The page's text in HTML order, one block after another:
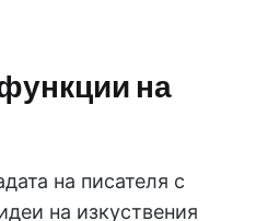
на
на писателя с
на изкуствения